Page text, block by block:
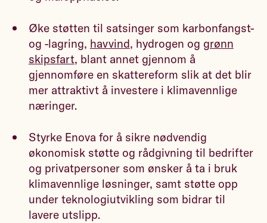
Øke støtten til satsinger som karbonfangst-
og -lagring, havvind, hydrogen og grønn
skipsfart, blant annet gjennom å
gjennomføre en skattereform slik at det blir
mer attraktivt å investere i klimavennlige
næringer.
Styrke Enova for å sikre nødvendig
økonomisk støtte og rådgivning til bedrifter
og privatpersoner som ønsker å ta i bruk
klimavennlige løsninger, samt støtte opp
under teknologiutvikling som bidrar til
lavere utslipp.